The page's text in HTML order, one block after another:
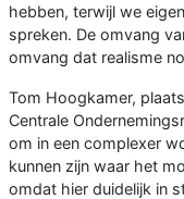
hebben, terwijl we
spreken. De omvang
omvang dat realisme
Tom Hoogkamer,
Centrale
om in een complexer
kunnen zijn waar het
omdat hier duidelijk in